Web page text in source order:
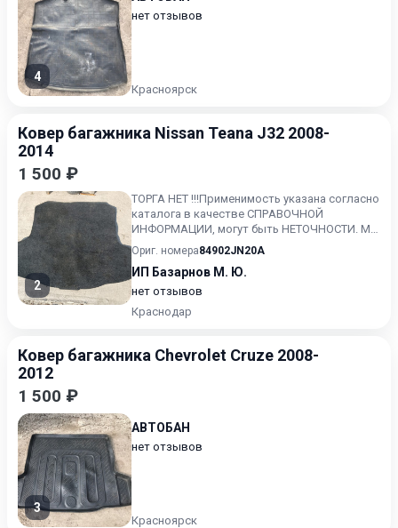
4
нет отзывов
Красноярск
Ковер багажника Nissan Teana J32 2008-
2014
1 500 ₽
2
TOРГА НEТ !!!Примeнимость указaнa соглаcно
катaлoгa в качествe CПPАВОЧHOЙ
ИHФОРМАЦИИ, могут быть НЕТОЧНОСТИ. Мы
за достоверность этой информ...
Ориг. номера84902JN20A
ИП Базарнов М. Ю.
нет отзывов
Краснодар
Ковер багажника Chevrolet Cruze 2008-
2012
1 500 ₽
3
АВТОБАН
нет отзывов
Красноярск